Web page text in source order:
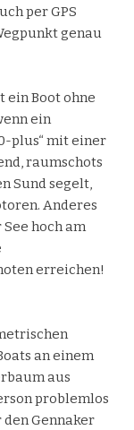
per GPS
genau
ein Boot ohne
ein
plus“ mit einer
raumschots
Sund segelt,
Anderes
hoch am
erreichen!
an einem
aus
problemlos
Gennaker